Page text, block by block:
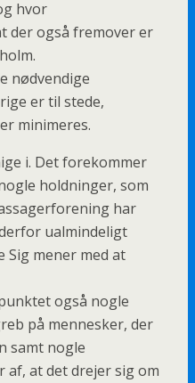
hvor
også fremover er
er til stede,
i. Det forekommer
holdninger, som
har
ualmindeligt
Sig mener med at
også nogle
på mennesker, der
samt nogle
at det drejer sig om